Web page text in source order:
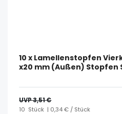
10 x Lamellenstopfen
x20 mm (Außen) Stopfen
UVP 3,51 €
10 Stück | 0,34 € / Stück